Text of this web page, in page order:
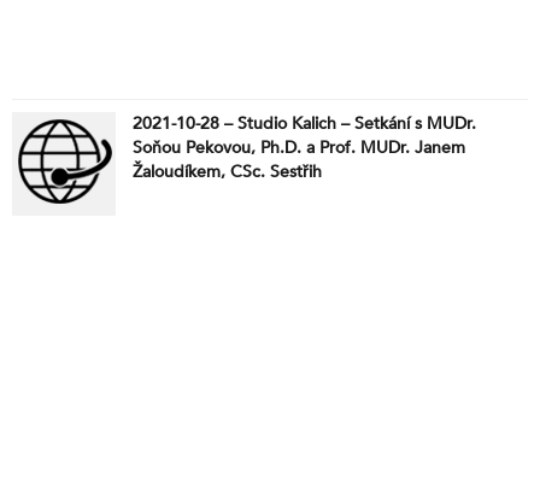
2021-10-28 – Studio Kalich – Setkání s MUDr.
Soňou Pekovou, Ph.D. a Prof. MUDr. Janem
Žaloudíkem, CSc. Sestřih